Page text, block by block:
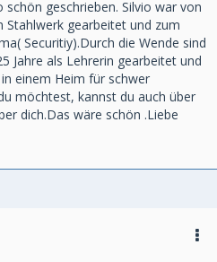
geschrieben. Silvio war von
gearbeitet und zum
Securitiy).Durch die Wende sind
Jahre als Lehrerin gearbeitet und
einem Heim für schwer
möchtest, kannst du auch über
dich.Das wäre schön .Liebe